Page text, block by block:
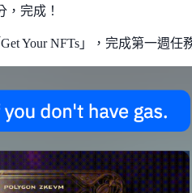
，完成！
Your NFTs」，完成第一週任